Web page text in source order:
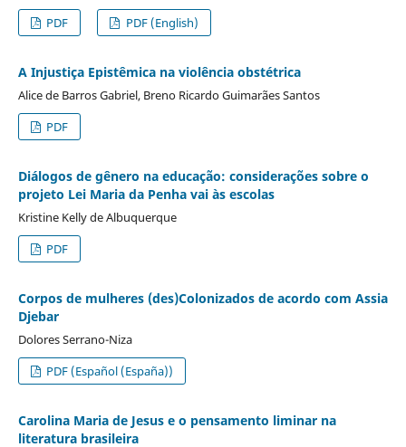
PDF
PDF (English)
A Injustiça Epistêmica na violência obstétrica
Alice de Barros Gabriel, Breno Ricardo Guimarães Santos
PDF
Diálogos de gênero na educação: considerações sobre o
projeto Lei Maria da Penha vai às escolas
Kristine Kelly de Albuquerque
PDF
Corpos de mulheres (des)Colonizados de acordo com Assia
Djebar
Dolores Serrano-Niza
PDF (Español (España))
Carolina Maria de Jesus e o pensamento liminar na
literatura brasileira